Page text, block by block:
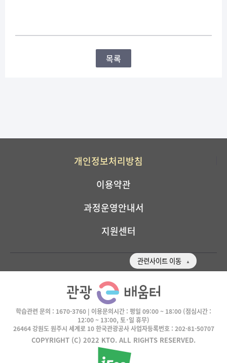
목록
개인정보처리방침
이용약관
과정운영안내서
지원센터
관련사이트 이동
학습관련 문의 : 1670-3760 | 이용문의시간 : 평일 09:00 ~ 18:00 (점심시간 :
12:00 ~ 13:00, 토･일 휴무)
26464 강원도 원주시 세계로 10 한국관광공사 사업자등록번호 : 202-81-50707
COPYRIGHT (C) 2022 KTO. ALL RIGHTS RESERVED.